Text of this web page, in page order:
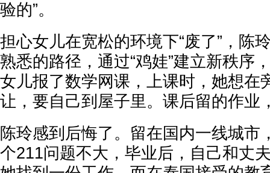
验的”。
担心女儿在宽松的环境下“废了”，陈
熟悉的路径，通过“鸡娃”建立新秩序
女儿报了数学网课，上课时，她想在
让，要自己到屋子里。课后留的作业
陈玲感到后悔了。留在国内一线城市
个211问题不大，毕业后，自己和丈